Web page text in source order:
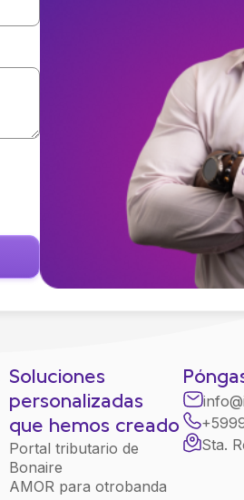
Soluciones
personalizadas
que hemos creado
Portal tributario de
Bonaire
AMOR para otrobanda
Sta.